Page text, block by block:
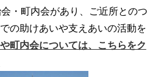
・町内会があり、ご近所とのつ
の助けあいや支えあいの活動を
町内会については、こちらをク